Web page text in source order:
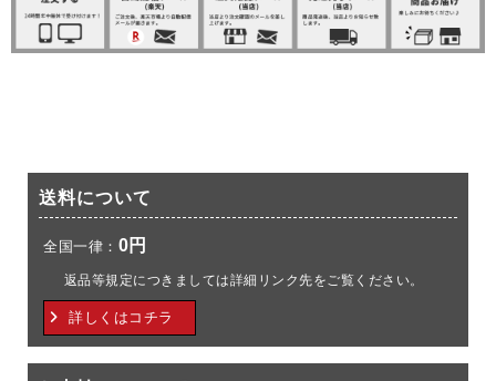
送料について
全国一律： 0円
返品等規定につきましては詳細リンク先をご覧ください。
詳しくはコチラ